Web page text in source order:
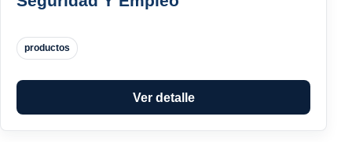
productos
Ver detalle